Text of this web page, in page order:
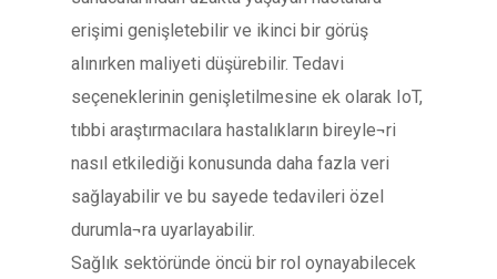
erişimi genişletebilir ve ikinci bir görüş
alınırken maliyeti düşürebilir. Tedavi
seçeneklerinin genişletilmesine ek olarak IoT,
tıbbi araştırmacılara hastalıkların bireyle¬ri
nasıl etkilediği konusunda daha fazla veri
sağlayabilir ve bu sayede tedavileri özel
durumla¬ra uyarlayabilir.
Sağlık sektöründe öncü bir rol oynayabilecek